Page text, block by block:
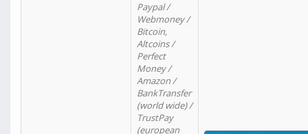
Paypal /
Webmoney /
Bitcoin,
Altcoins /
Perfect
Money /
Amazon /
BankTransfer
(world wide) /
TrustPay
(european